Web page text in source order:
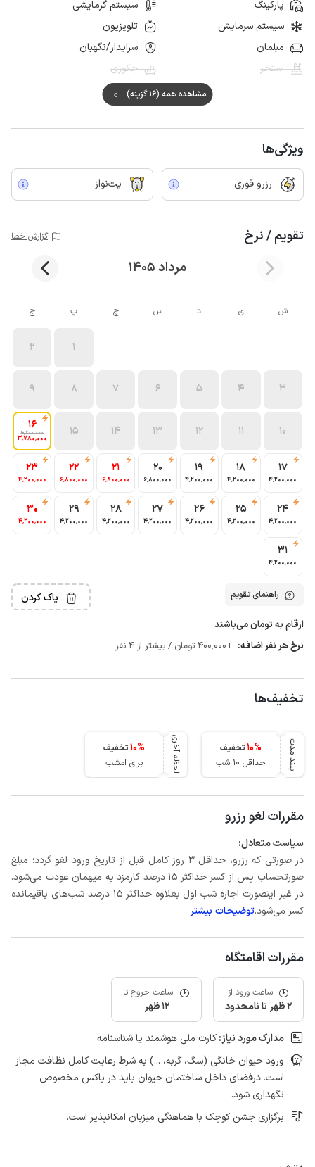
پارکینگ
سیستم گرمایشی
سیستم سرمایش
تلویزیون
مبلمان
سرایدار/نگهبان
استخر
جکوزی
مشاهده همه (16 گزینه)
ویژگی‌ها
رزرو فوری پت‌نواز
تقویم / نرخ گزارش خطا
مرداد 1405
ش ی د س چ پ ج
1
2
3
4
5
6
7
8
9
10
11
12
13
14
15
16
4٬200٬000
3٬780٬000
17
4٬200٬000
18
4٬200٬000
19
4٬200٬000
20
6٬800٬000
21
6٬800٬000
22
6٬800٬000
23
4٬200٬000
24
4٬200٬000
25
4٬200٬000
26
4٬200٬000
27
4٬200٬000
28
4٬200٬000
29
4٬200٬000
30
4٬200٬000
31
4٬200٬000
راهنمای تقویم پاک کردن
ارقام به تومان می‌باشند
نرخ هر نفر اضافه: +400٬000 تومان / بیشتر از 4 نفر
تخفیف‌ها
بلند مدت 10%
تخفیف
حداقل 10 شب
لحظه آخری 10%
تخفیف
برای امشب
مقررات لغو رزرو
سیاست متعادل:
در صورتی که رزرو، حداقل 3 روز کامل قبل از تاریخ ورود لغو گردد؛ مبلغ
صورتحساب پس از کسر حداکثر 15 درصد کارمزد به میهمان عودت می‌شود.
در غیر اینصورت اجاره شب اول بعلاوه حداکثر 15 درصد شب‌های باقیمانده
کسر می‌شود.توضیحات بیشتر
مقررات اقامتگاه
ساعت ورود از
2 ظهر تا نامحدود
ساعت خروج تا
12 ظهر
مدارک مورد نیاز:کارت ملی هوشمند یا شناسنامه
ورود حیوان خانگی (سگ، گربه، ...) به شرط رعایت کامل نظافت مجاز
است. درفضای داخل ساختمان حیوان باید در باکس مخصوص
نگهداری شود.
برگزاری جشن کوچک با هماهنگی میزبان امکانپذیر است.